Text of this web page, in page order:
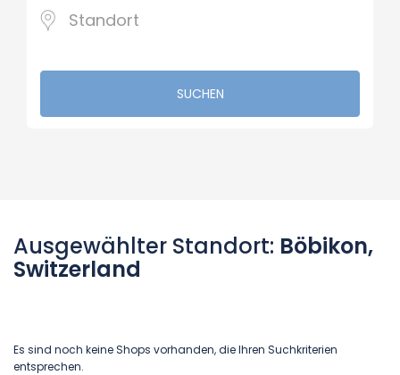
SUCHEN
Ausgewählter Standort: Böbikon,
Switzerland
Es sind noch keine Shops vorhanden, die Ihren Suchkriterien
entsprechen.